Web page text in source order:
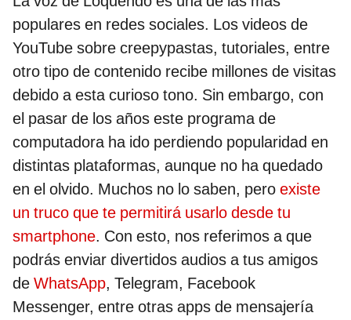
populares en redes sociales. Los videos de
YouTube sobre creepypastas, tutoriales, entre
otro tipo de contenido recibe millones de visitas
debido a esta curioso tono. Sin embargo, con
el pasar de los años este programa de
computadora ha ido perdiendo popularidad en
distintas plataformas, aunque no ha quedado
en el olvido. Muchos no lo saben, pero existe
un truco que te permitirá usarlo desde tu
smartphone. Con esto, nos referimos a que
podrás enviar divertidos audios a tus amigos
de WhatsApp, Telegram, Facebook
Messenger, entre otras apps de mensajería